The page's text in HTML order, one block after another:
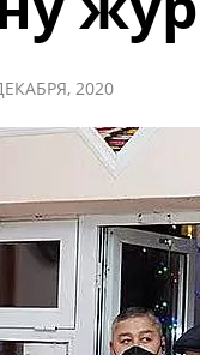
2020